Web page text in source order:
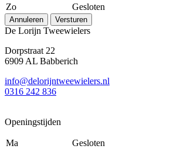
Zo
Gesloten
Annuleren Versturen
De Lorijn Tweewielers
Dorpstraat 22
6909 AL Babberich
info@delorijntweewielers.nl
0316 242 836
Openingstijden
Ma
Gesloten